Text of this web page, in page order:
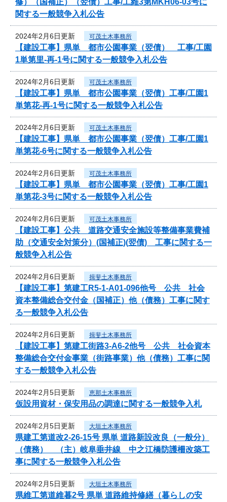
関する一般競争入札公告
2024年2月6日更新 可茂土木事務所
【建設工事】県単 都市公園事業（翌債） 工事/工園
1単第里-再-1号に関する一般競争入札公告
2024年2月6日更新 可茂土木事務所
【建設工事】県単 都市公園事業（翌債）工事/工園1
単第花-再-1号に関する一般競争入札公告
2024年2月6日更新 可茂土木事務所
【建設工事】県単 都市公園事業（翌債）工事/工園1
単第花-6号に関する一般競争入札公告
2024年2月6日更新 可茂土木事務所
【建設工事】県単 都市公園事業（翌債）工事/工園1
単第花-3号に関する一般競争入札公告
2024年2月6日更新 可茂土木事務所
【建設工事】公共 道路交通安全施設等整備事業費補
助（交通安全対策分）(国補正)(翌債) 工事に関する一
般競争入札公告
2024年2月6日更新 揖斐土木事務所
【建設工事】第建工R5-1-A01-096他号 公共 社会
資本整備総合交付金（国補正）他（債務）工事に関す
る一般競争入札公告
2024年2月6日更新 揖斐土木事務所
【建設工事】第建工街路3-A6-2他号 公共 社会資本
整備総合交付金事業（街路事業）他（債務）工事に関
する一般競争入札公告
2024年2月5日更新 恵那土木事務所
仮設用資材・保安用品の調達に関する一般競争入札
2024年2月5日更新 大垣土木事務所
県建工第道改2-26-15号 県単 道路新設改良（一般分）
（債務） （主）岐阜垂井線 中之江橋防護柵改築工
事に関する一般競争入札公告
2024年2月5日更新 大垣土木事務所
県維工第道維暮2号 県単 道路維持修繕（暮らしの安